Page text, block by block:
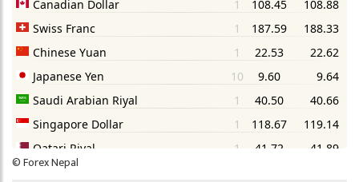
©Forex Nepal